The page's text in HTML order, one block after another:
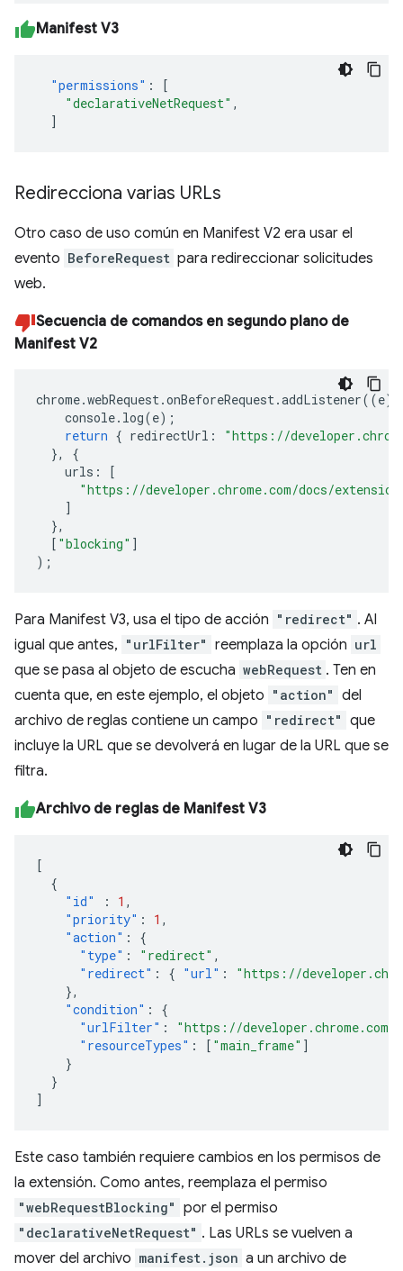
Manifest V3
"permissions" :
[
"declarativeNetRequest" ,
]
Redirecciona varias URLs
Otro caso de uso común en Manifest V2 era usar el
evento BeforeRequest para redireccionar solicitudes
web.
Secuencia de comandos en segundo plano de
Manifest V2
chrome.webRequest .onBeforeRequest .addListener((e)
console. log(e);
return { redirectUrl :
"https://
},
{
urls :
[
"https://developer.chrome.com/docs/
]
},
[ "blocking" ]
);
Para Manifest V3, usa el tipo de acción "redirect" . Al
igual que antes, "urlFilter" reemplaza la opción url
que se pasa al objeto de escucha webRequest . Ten en
cuenta que, en este ejemplo, el objeto "action" del
archivo de reglas contiene un campo "redirect" que
incluye la URL que se devolverá en lugar de la URL que se
filtra.
Archivo de reglas de Manifest V3
[
{
"id"
: 1 ,
"priority" : 1 ,
"action" :
{
"type" : "redirect" ,
"redirect" : { "url" :
"https://
},
"condition" :
{
"urlFilter" :
"https://developer.chrome.com/
"resourceTypes" : [ "main_frame" ]
}
}
]
Este caso también requiere cambios en los permisos de
la extensión. Como antes, reemplaza el permiso
"webRequestBlocking" por el permiso
"declarativeNetRequest" . Las URLs se vuelven a
mover del archivo manifest.json a un archivo de